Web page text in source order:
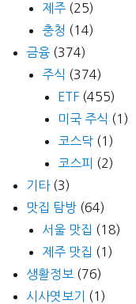
제주 (25)
충청 (14)
금융 (374)
주식 (374)
ETF (455)
미국 주식 (1)
코스닥 (1)
코스피 (2)
기타(3)
맛집 탐방 (64)
서울 맛집 (18)
제주 맛집 (1)
생활정보 (76)
시사엿보기
(1)